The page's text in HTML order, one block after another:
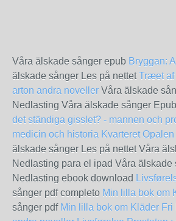
Våra älskade sånger epub Bryggan:
älskade sånger Les på nettetTræet af
arton andra noveller Våra älskade
Nedlasting Våra älskade sånger Epub
det ständiga gisslet? - mannen och
medicin och historia Kvarteret Opalen
älskade sånger Les på nettet Våra
Nedlasting para el ipad Våra älskade
Nedlasting ebook download
sånger pdf completo Min lilla bok om
sånger pdf Min lilla bok om Kläder Fri